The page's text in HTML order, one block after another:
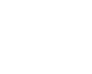
целью
ситуацию на
показатели,
время и в